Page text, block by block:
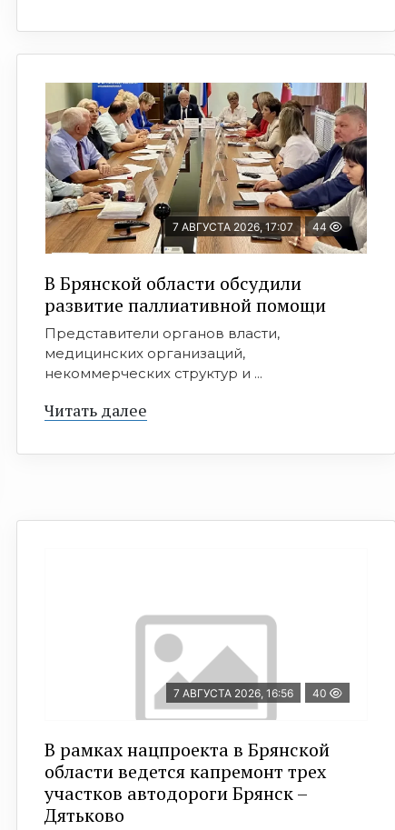
7 АВГУСТА 2026, 17:07 44
В Брянской области обсудили
развитие паллиативной помощи
Представители органов власти,
медицинских организаций,
некоммерческих структур и ...
Читать далее
7 АВГУСТА 2026, 16:56 40
В рамках нацпроекта в Брянской
области ведется капремонт трех
участков автодороги Брянск –
Дятьково